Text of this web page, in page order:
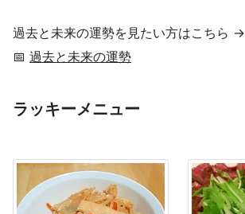
過去と未来の運勢を見たい方はこちら →
📅 過去と未来の運勢
ラッキーメニュー